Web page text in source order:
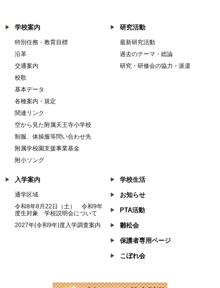
学校案内
特別任務・教育目標
沿革
交通案内
校歌
基本データ
各種案内・規定
関連リンク
空から見た附属天王寺小学校
制服、体操服等問い合わせ先
附属学校園支援事業基金
附小ソング
研究活動
最新研究活動
過去のテーマ・総論
研究・研修会の協力・派遣
入学案内
通学区域
令和8年8月22日（土） 令和9年
度生対象 学校説明会について
2027年(令和9年)度入学調査案内
学校生活
お知らせ
PTA活動
雛松会
保護者専用ページ
こぼれ会